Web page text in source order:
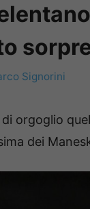
Signorini
orgoglio
dei